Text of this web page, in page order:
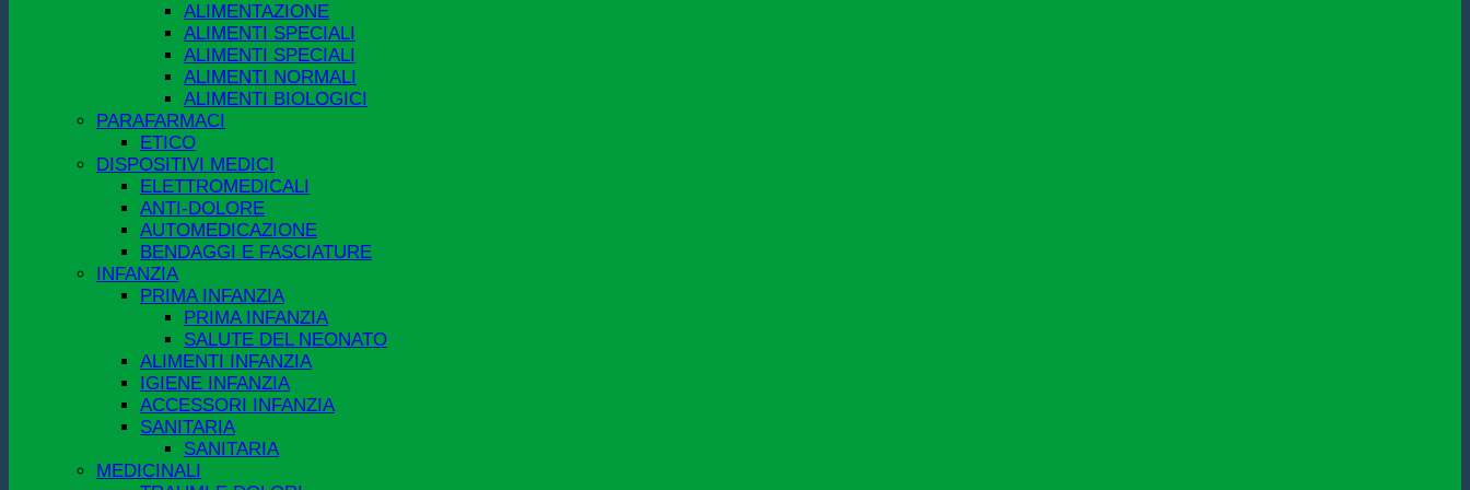
ALIMENTAZIONE
ALIMENTI SPECIALI
ALIMENTI SPECIALI
ALIMENTI NORMALI
ALIMENTI BIOLOGICI
PARAFARMACI
ETICO
DISPOSITIVI MEDICI
ELETTROMEDICALI
ANTI-DOLORE
AUTOMEDICAZIONE
BENDAGGI E FASCIATURE
INFANZIA
PRIMA INFANZIA
PRIMA INFANZIA
SALUTE DEL NEONATO
ALIMENTI INFANZIA
IGIENE INFANZIA
ACCESSORI INFANZIA
SANITARIA
SANITARIA
MEDICINALI